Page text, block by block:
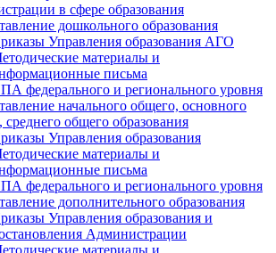
в сфере образования
дошкольного образования
Управления образования АГО
материалы и
письма
федерального и регионального уровня
начального общего, основного
среднего общего образования
Управления образования
материалы и
письма
федерального и регионального уровня
дополнительного образования
Управления образования и
Администрации